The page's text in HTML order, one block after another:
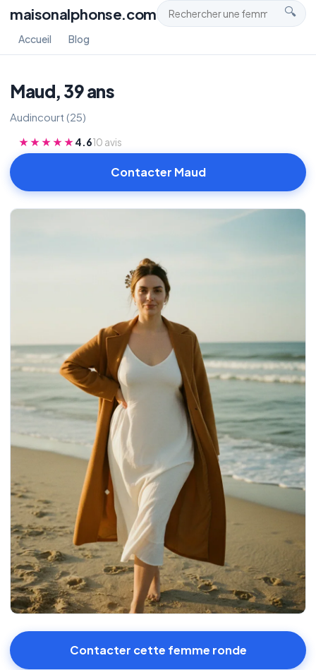
maisonalphonse.com 🔍
Accueil Blog
Maud, 39 ans
Audincourt (25)
★★★★★4.610 avis
Contacter Maud
Contacter cette femme ronde